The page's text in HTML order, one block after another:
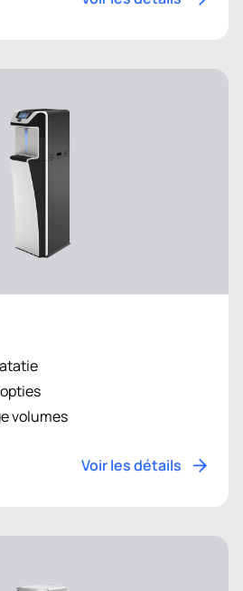
volumes
Voir les détails